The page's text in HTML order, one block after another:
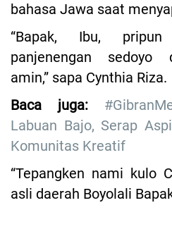
bahasa Jawa saat
“Bapak, Ibu,
panjenengan sedoyo
amin,” sapa Cynthia Riza.
Baca juga:
Labuan Bajo, Serap
Komunitas Kreatif
“Tepangken nami kulo
asli daerah Boyolali